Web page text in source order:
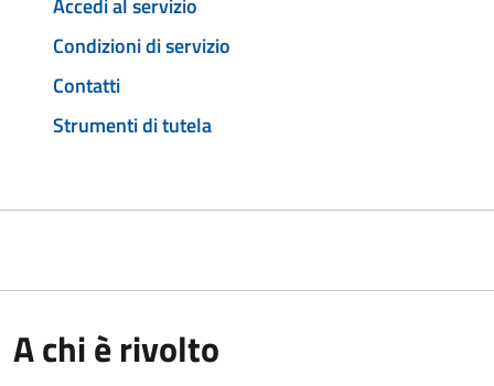
Accedi al servizio
Condizioni di servizio
Contatti
Strumenti di tutela
A chi è rivolto